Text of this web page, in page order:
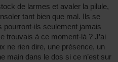
de larmes et avaler la pilule,
tant bien que mal. Ils se
ils seulement jamais
trouvais à ce moment-là ? J’ai
ne rien dire, une présence, un
main dans le dos si ce n’est sur